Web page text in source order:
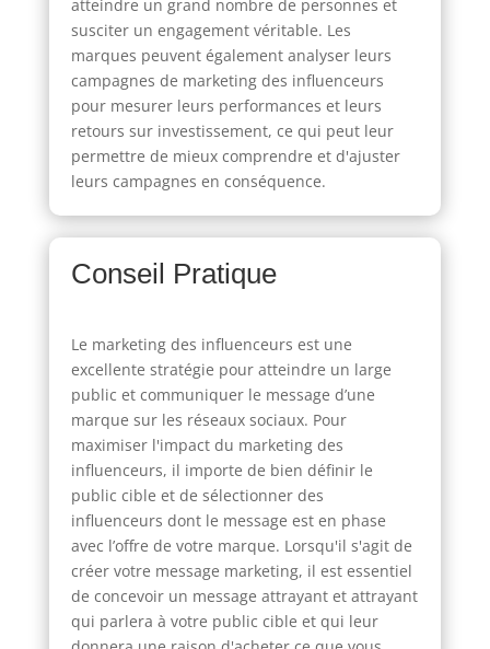
atteindre un grand nombre de personnes et
susciter un engagement véritable. Les
marques peuvent également analyser leurs
campagnes de marketing des influenceurs
pour mesurer leurs performances et leurs
retours sur investissement, ce qui peut leur
permettre de mieux comprendre et d'ajuster
leurs campagnes en conséquence.
Conseil Pratique
Le marketing des influenceurs est une
excellente stratégie pour atteindre un large
public et communiquer le message d’une
marque sur les réseaux sociaux. Pour
maximiser l'impact du marketing des
influenceurs, il importe de bien définir le
public cible et de sélectionner des
influenceurs dont le message est en phase
avec l’offre de votre marque. Lorsqu'il s'agit de
créer votre message marketing, il est essentiel
de concevoir un message attrayant et attrayant
qui parlera à votre public cible et qui leur